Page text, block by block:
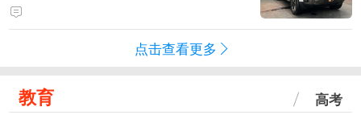
点击查看更多
教育 高考